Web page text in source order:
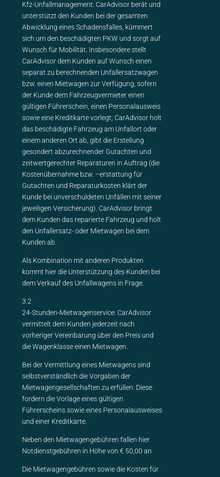
Kfz-Unfallmanagement: CarAdvisor berät und
unterstützt den Kunden bei der gesamten
Abwicklung eines Schadensfalles, kümmert
sich um den beschädigten PKW und sorgt auf
Wunsch für Mobilität. Insbesondere stellt
CarAdvisor dem Kunden auf Wunsch einen
separat zu berechnenden Unfallersatzwagen
bzw. einen Mietwagen zur Verfügung, sofern
der Kunde dem Fahrzeugvermieter einen
gültigen Führerschein, einen Personalausweis
sowie eine Kreditkarte vorlegt; CarAdvisor holt
das beschädigte Fahrzeug am Unfallort oder
einem anderen Ort ab, gibt die Erstellung
gesondert abzurechnender Gutachten und
zeitwertgerechter Reparaturen in Auftrag (die
Kostenübernahme bzw. –erstattung für
Gutachten und Reparaturkosten klärt der
Kunde bei unverschuldeten Unfällen mit seiner
jeweiligen Versicherung). CarAdvisor bringt
dem Kunden das reparierte Fahrzeug und holt
den Unfallersatz- oder Mietwagen bei dem
Kunden ab.
Als Kombination mit anderen Produkten
kommt hier die Unterstützung des Kunden bei
dem Verkauf des Unfallwagens in Frage.
3.2
24-Stunden-Mietwagenservice: CarAdvisor
vermittelt dem Kunden jederzeit nach
vorheriger Vereinbarung über den Preis und
die Wagenklasse einen Mietwagen.
Bei der Vermittlung eines Mietwagens sind
selbstverständlich die Vorgaben der
Mietwagengesellschaften zu erfüllen: Diese
fordern die Vorlage eines gültigen
Führerscheins sowie eines Personalausweises
und einer Kreditkarte.
Neben den Mietwagengebühren fallen hier
Notdienstgebühren in Höhe von € 50,00 an
Die Mietwagengebühren sowie die Kosten für